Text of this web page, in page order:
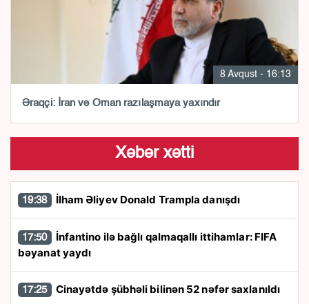
8 Avqust - 16:13
Əraqçi: İran və Oman razılaşmaya yaxındır
Xəbər xətti
19:38 İlham Əliyev Donald Trampla danışdı
17:50
bəyanat yaydı
17:25 Cinayətdə şübhəli bilinən 52 nəfər saxlanıldı